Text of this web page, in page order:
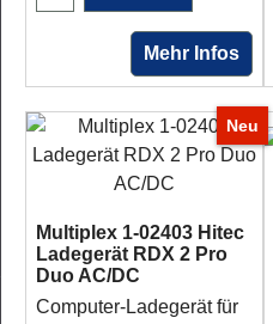
Mehr Infos
Neu
Multiplex 1-02403 Hitec
Ladegerät RDX 2 Pro
Duo AC/DC
Computer-Ladegerät für